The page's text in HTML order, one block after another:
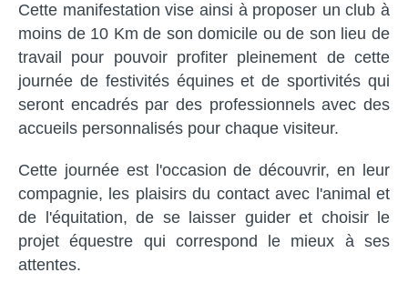
Cette manifestation vise ainsi à proposer un club à
moins de 10 Km de son domicile ou de son lieu de
travail pour pouvoir profiter pleinement de cette
journée de festivités équines et de sportivités qui
seront encadrés par des professionnels avec des
accueils personnalisés pour chaque visiteur.
Cette journée est l'occasion de découvrir, en leur
compagnie, les plaisirs du contact avec l'animal et
de l'équitation, de se laisser guider et choisir le
projet équestre qui correspond le mieux à ses
attentes.